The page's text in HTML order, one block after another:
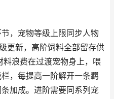
，宠物等级上限同步人物
更新，高阶饲料全部留存供
浪费在过渡宠物身上，喂
，每提高一阶解开一条羁
加成。进阶需要同系列宠